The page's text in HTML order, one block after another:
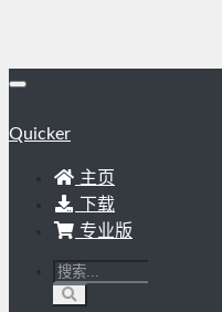
Quicker
主页
下载
专业版